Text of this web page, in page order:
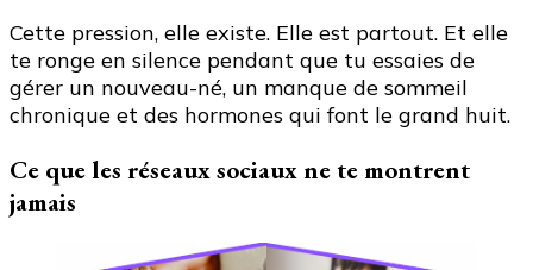
Cette pression, elle existe. Elle est partout. Et elle
te ronge en silence pendant que tu essaies de
gérer un nouveau-né, un manque de sommeil
chronique et des hormones qui font le grand huit.
Ce que les réseaux sociaux ne te montrent
jamais